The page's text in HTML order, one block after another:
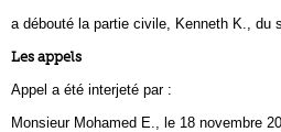
a débouté la partie civile, Kenneth K., du
Les appels
Appel a été interjeté par :
Monsieur Mohamed E., le 18 novembre